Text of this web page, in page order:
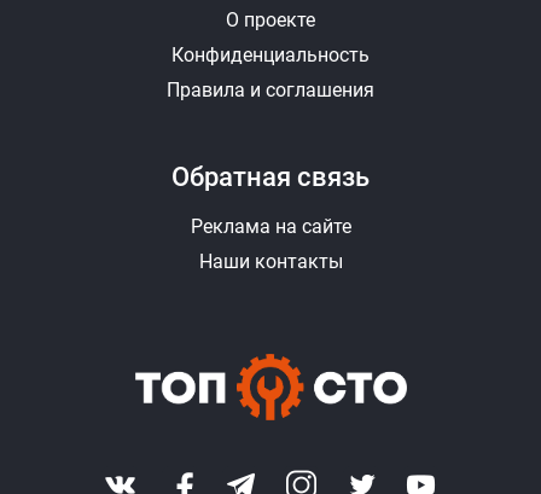
О проекте
Конфиденциальность
Правила и соглашения
Обратная связь
Реклама на сайте
Наши контакты